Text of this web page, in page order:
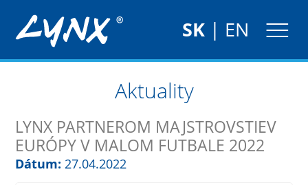
SK| EN
Aktuality
LYNX PARTNEROM MAJSTROVSTIEV
EURÓPY V MALOM FUTBALE 2022
Dátum: 27.04.2022